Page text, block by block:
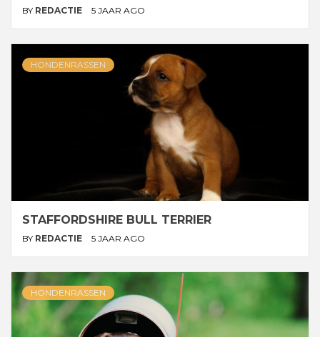
BY REDACTIE 5 JAAR AGO
HONDENRASSEN
STAFFORDSHIRE BULL TERRIER
BY REDACTIE 5 JAAR AGO
HONDENRASSEN